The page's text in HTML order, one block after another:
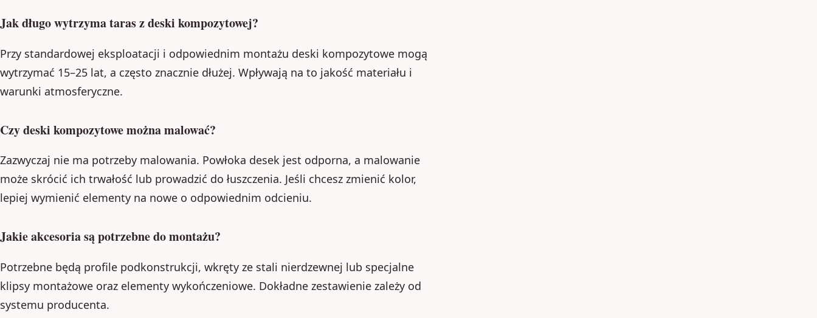
Jak długo wytrzyma taras z deski kompozytowej?
Przy standardowej eksploatacji i odpowiednim montażu deski kompozytowe mogą
wytrzymać 15–25 lat, a często znacznie dłużej. Wpływają na to jakość materiału i
warunki atmosferyczne.
Czy deski kompozytowe można malować?
Zazwyczaj nie ma potrzeby malowania. Powłoka desek jest odporna, a malowanie
może skrócić ich trwałość lub prowadzić do łuszczenia. Jeśli chcesz zmienić kolor,
lepiej wymienić elementy na nowe o odpowiednim odcieniu.
Jakie akcesoria są potrzebne do montażu?
Potrzebne będą profile podkonstrukcji, wkręty ze stali nierdzewnej lub specjalne
klipsy montażowe oraz elementy wykończeniowe. Dokładne zestawienie zależy od
systemu producenta.